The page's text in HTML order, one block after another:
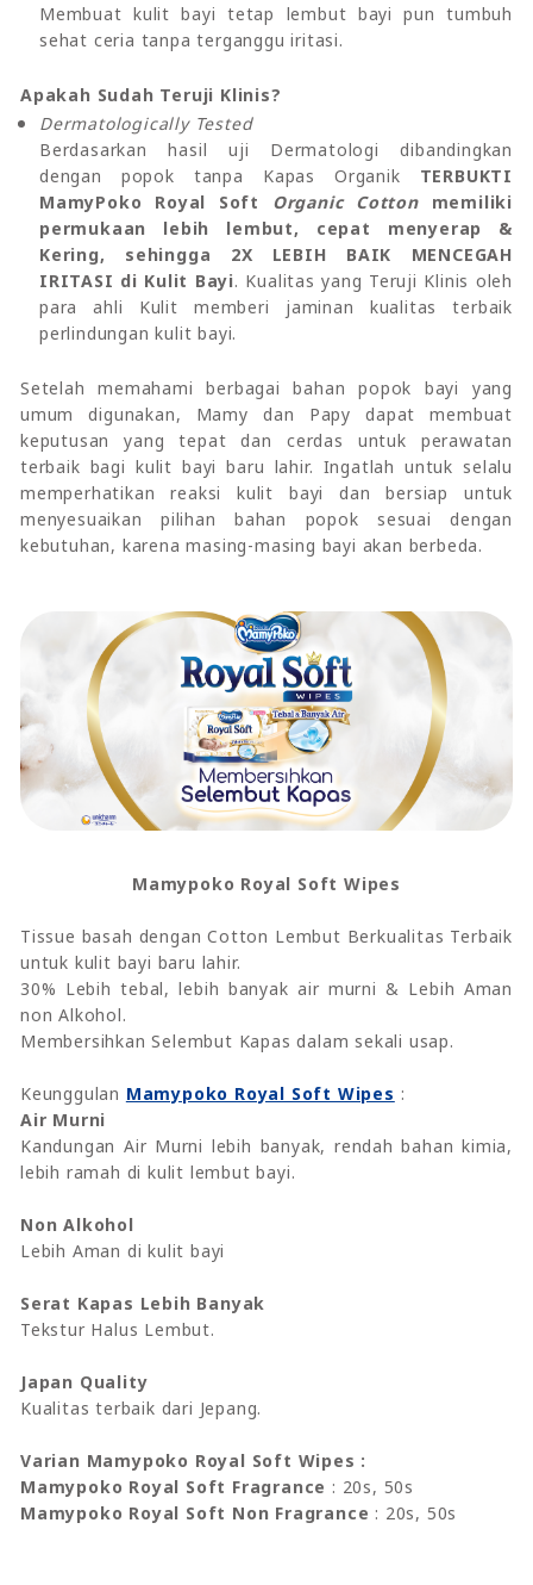
Membuat kulit bayi tetap lembut bayi pun tumbuh
sehat ceria tanpa terganggu iritasi.
Apakah Sudah Teruji Klinis?
Dermatologically Tested
Berdasarkan hasil uji Dermatologi dibandingkan
dengan popok tanpa Kapas Organik TERBUKTI
MamyPoko Royal Soft Organic Cottonmemiliki
permukaan lebih lembut, cepat menyerap &
Kering, sehingga 2X LEBIH BAIK MENCEGAH
IRITASI di Kulit Bayi. Kualitas yang Teruji Klinis oleh
para ahli Kulit memberi jaminan kualitas terbaik
perlindungan kulit bayi.
Setelah memahami berbagai bahan popok bayi yang
umum digunakan, Mamy dan Papy dapat membuat
keputusan yang tepat dan cerdas untuk perawatan
terbaik bagi kulit bayi baru lahir. Ingatlah untuk selalu
memperhatikan reaksi kulit bayi dan bersiap untuk
menyesuaikan pilihan bahan popok sesuai dengan
kebutuhan, karena masing-masing bayi akan berbeda.
Mamypoko Royal Soft Wipes
Tissue basah dengan Cotton Lembut Berkualitas Terbaik
untuk kulit bayi baru lahir.
30% Lebih tebal, lebih banyak air murni & Lebih Aman
non Alkohol.
Membersihkan Selembut Kapas dalam sekali usap.
Keunggulan Mamypoko Royal Soft Wipes :
Air Murni
Kandungan Air Murni lebih banyak, rendah bahan kimia,
lebih ramah di kulit lembut bayi.
Non Alkohol
Lebih Aman di kulit bayi
Serat Kapas Lebih Banyak
Tekstur Halus Lembut.
Japan Quality
Kualitas terbaik dari Jepang.
Varian Mamypoko Royal Soft Wipes :
Mamypoko Royal Soft Fragrance : 20s, 50s
Mamypoko Royal Soft Non Fragrance : 20s, 50s